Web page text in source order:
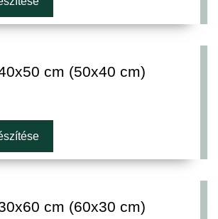
cm (50x40 cm)
cm (60x30 cm)